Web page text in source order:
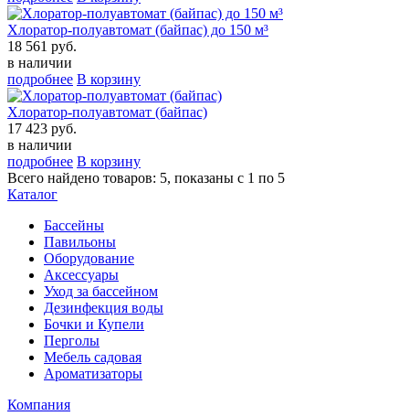
Хлоратор-полуавтомат (байпас) до 150 м³
18 561 руб.
в наличии
подробнее В корзину
Хлоратор-полуавтомат (байпас)
17 423 руб.
в наличии
подробнее В корзину
Всего найдено товаров: 5, показаны с 1 по 5
Каталог
Бассейны
Павильоны
Оборудование
Аксессуары
Уход за бассейном
Дезинфекция воды
Бочки и Купели
Перголы
Мебель садовая
Ароматизаторы
Компания